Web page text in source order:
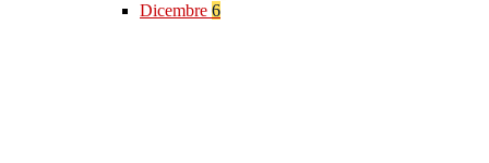
Dicembre 6